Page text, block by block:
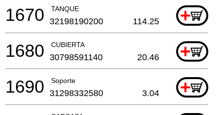
TANQUE +
1670 32198190200 114.25
CUBIERTA +
1680 30798591140 20.46
Soporte +
1690 31298332580 3.04